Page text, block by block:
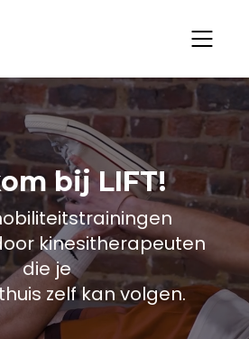
bij LIFT!
kinesitherapeuten
die je
zelf kan volgen.